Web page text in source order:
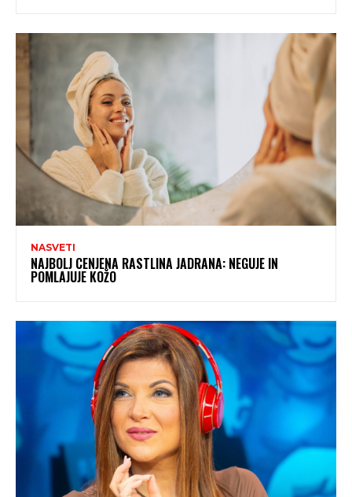
NASVETI
NAJBOLJ CENJENA RASTLINA JADRANA: NEGUJE IN
POMLAJUJE KOŽO